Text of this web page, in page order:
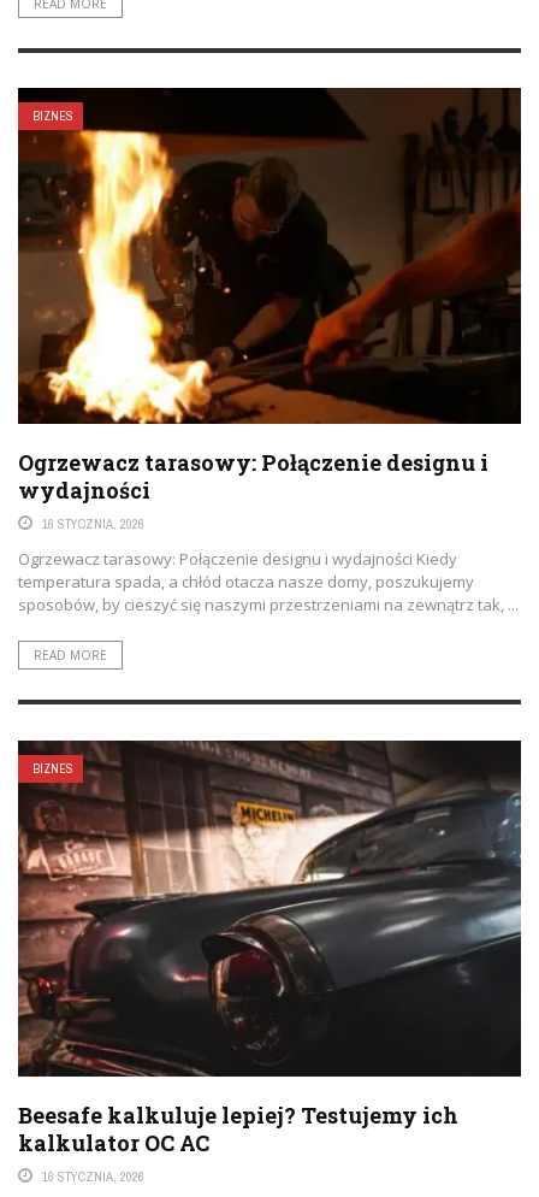
BIZNES
Ogrzewacz tarasowy: Połączenie designu i
wydajności
16 STYCZNIA, 2026
Ogrzewacz tarasowy: Połączenie designu i wydajności Kiedy
temperatura spada, a chłód otacza nasze domy, poszukujemy
sposobów, by cieszyć się naszymi przestrzeniami na zewnątrz tak, ...
READ MORE
BIZNES
Beesafe kalkuluje lepiej? Testujemy ich
kalkulator OC AC
16 STYCZNIA, 2026